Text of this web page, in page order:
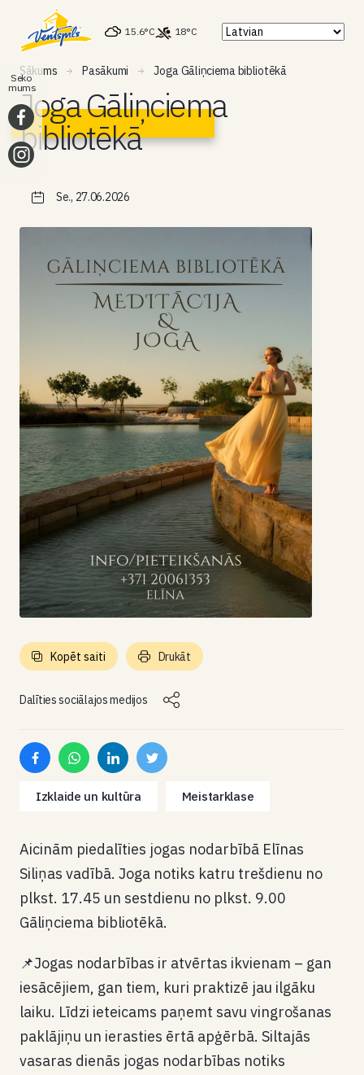
15.6°C 18°C
Sākums Pasākumi Joga Gāliņciema bibliotēkā
Joga Gāliņciema
bibliotēkā
Se., 27.06.2026
Dalīties sociālajos medijos
Kopēt saiti Drukāt
Izklaide un kultūra Meistarklase
Aicinām piedalīties jogas nodarbībā Elīnas
Siliņas vadībā. Joga notiks katru trešdienu no
plkst. 17.45 un sestdienu no plkst. 9.00
Gāliņciema bibliotēkā.
📌Jogas nodarbības ir atvērtas ikvienam – gan
iesācējiem, gan tiem, kuri praktizē jau ilgāku
laiku. Līdzi ieteicams paņemt savu vingrošanas
paklājiņu un ierasties ērtā apģērbā. Siltajās
vasaras dienās jogas nodarbības notiks
Seko
mums